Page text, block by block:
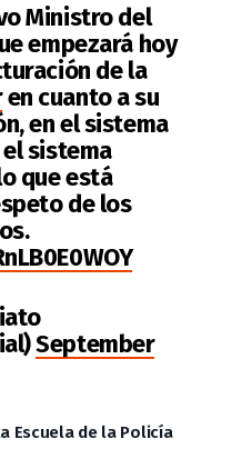
Ministro del
empezará hoy
de la
en cuanto a su
en el sistema
sistema
que está
de los
September
Escuela de la Policía